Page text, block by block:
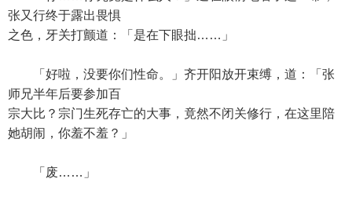
张又行终于露出畏惧
之色，牙关打颤道：「是在下眼拙……」
「好啦，没要你们性命。」齐开阳放开束缚，道：「张
师兄半年后要参加百
宗大比？宗门生死存亡的大事，竟然不闭关修行，在这里陪
她胡闹，你羞不羞？」
「废……」